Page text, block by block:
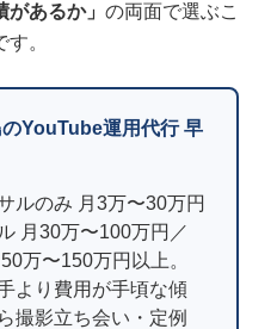
ー
あるか」 の両面で選ぶこ
。
YouTube運用代行 早
ルのみ 月3万〜30万円
月30万〜100万円／
万〜150万円以上。
より費用が手頃な傾
撮影立ち会い・定例